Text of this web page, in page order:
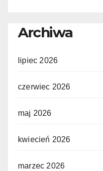
Archiwa
lipiec 2026
czerwiec 2026
maj 2026
kwiecień 2026
marzec 2026